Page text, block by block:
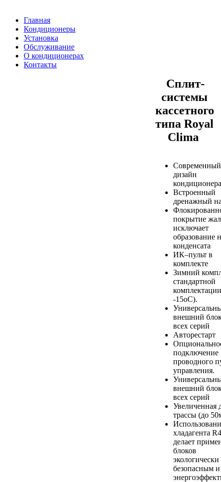
Главная
Кондиционеры
Установка
Обслуживание
О кондиционерах
Контакты
Сплит-
системы
кассетного
типа Royal
Clima
Современный
дизайн
кондиционера
Встроенный
дренажный
покрытие
исключает
образование
конденсата
ИК–пульт в
комплекте
Зимний
стандартной
-15оС).
внешний
всех серий
Авторестарт
подключение
проводного
управления.
внешний
всех серий
Увеличенная
трассы (до
хладагента
делает
блоков
экологически
безопасным и